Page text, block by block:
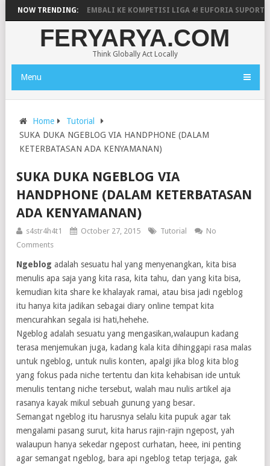
NOW TRENDING:RESMI KEMBALI KE KOMPETISI LIGA 4! EUFORIA SUPORTER
FERYARYA.COM
Think Globally Act Locally
Menu
Home
Tutorial
SUKA DUKA NGEBLOG VIA HANDPHONE (DALAM
KETERBATASAN ADA KENYAMANAN)
SUKA DUKA NGEBLOG VIA
HANDPHONE (DALAM KETERBATASAN
ADA KENYAMANAN)
s4str4h4t1 October 27, 2015 Tutorial
No
Comments
Ngeblog adalah sesuatu hal yang menyenangkan, kita bisa
menulis apa saja yang kita rasa, kita tahu, dan yang kita bisa,
kemudian kita share ke khalayak ramai, atau bisa jadi ngeblog
itu hanya kita jadikan sebagai diary online tempat kita
mencurahkan segala isi hati,hehehe.
Ngeblog adalah sesuatu yang mengasikan,walaupun kadang
terasa menjemukan juga, kadang kala kita dihinggapi rasa malas
untuk ngeblog, untuk nulis konten, apalgi jika blog kita blog
yang fokus pada niche tertentu dan kita kehabisan ide untuk
menulis tentang niche tersebut, walah mau nulis artikel aja
rasanya kayak mikul sebuah gunung yang besar.
Semangat ngeblog itu harusnya selalu kita pupuk agar tak
mengalami pasang surut, kita harus rajin-rajin ngepost, yah
walaupun hanya sekedar ngepost curhatan, heee, ini penting
agar semangat ngeblog, bara api ngeblog tetap terjaga, gak